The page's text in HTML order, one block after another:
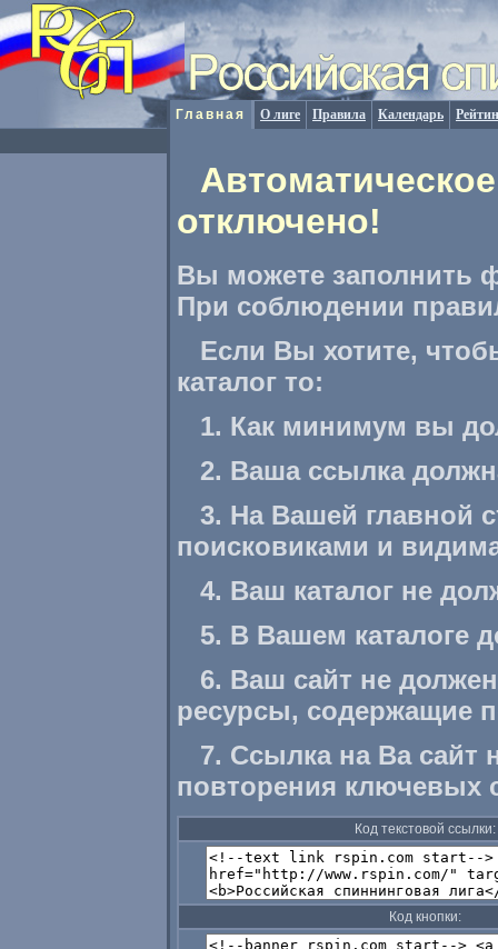
Главная О лиге Правила Календарь
отключено!
Вы можете заполнить
При соблюдении
Если Вы хотите,
каталог то:
1. Как минимум вы
2. Ваша ссылка
3. На Вашей главной
поисковиками и
4. Ваш каталог не
5. В Вашем каталоге
6. Ваш сайт не
ресурсы, содержащие
7. Ссылка на Ва сайт
повторения ключевых
Код текстовой ссылки:
Код кнопки: